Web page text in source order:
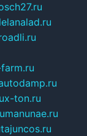
x-ton.ru
manunae.ru
tajuncos.ru